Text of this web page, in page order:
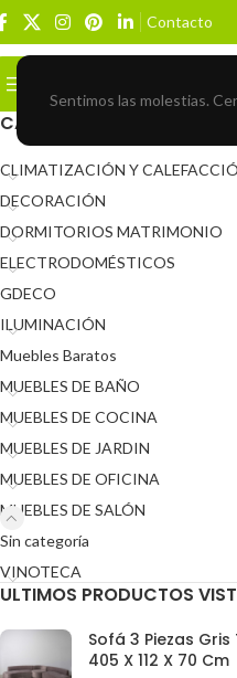
Sentimos las molestias.
Contacto
CATEGORÍAS DEL
CLIMATIZACIÓN Y
DECORACIÓN
DORMITORIOS MATRIMONIO
ELECTRODOMÉSTICOS
GDECO
ILUMINACIÓN
Muebles Baratos
MUEBLES DE BAÑO
MUEBLES DE COCINA
MUEBLES DE JARDIN
MUEBLES DE OFICINA
MUEBLES DE SALÓN
Sin categoría
VINOTECA
ULTIMOS PRODUCTOS
Sofá 3 Piezas
405 X 112 X 70 Cm